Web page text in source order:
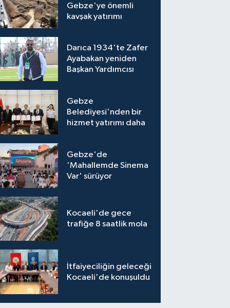
Gebze'ye önemli
kavşak yatırımı
Darıca 1934'te Zafer
Ayabakan yeniden
Başkan Yardımcısı
Gebze
Belediyesi'nden bir
hizmet yatırımı daha
Gebze'de
'Mahallemde Sinema
Var' sürüyor
Kocaeli'de gece
trafiğe 8 saatlik mola
İtfaiyeciliğin geleceği
Kocaeli'de konuşuldu